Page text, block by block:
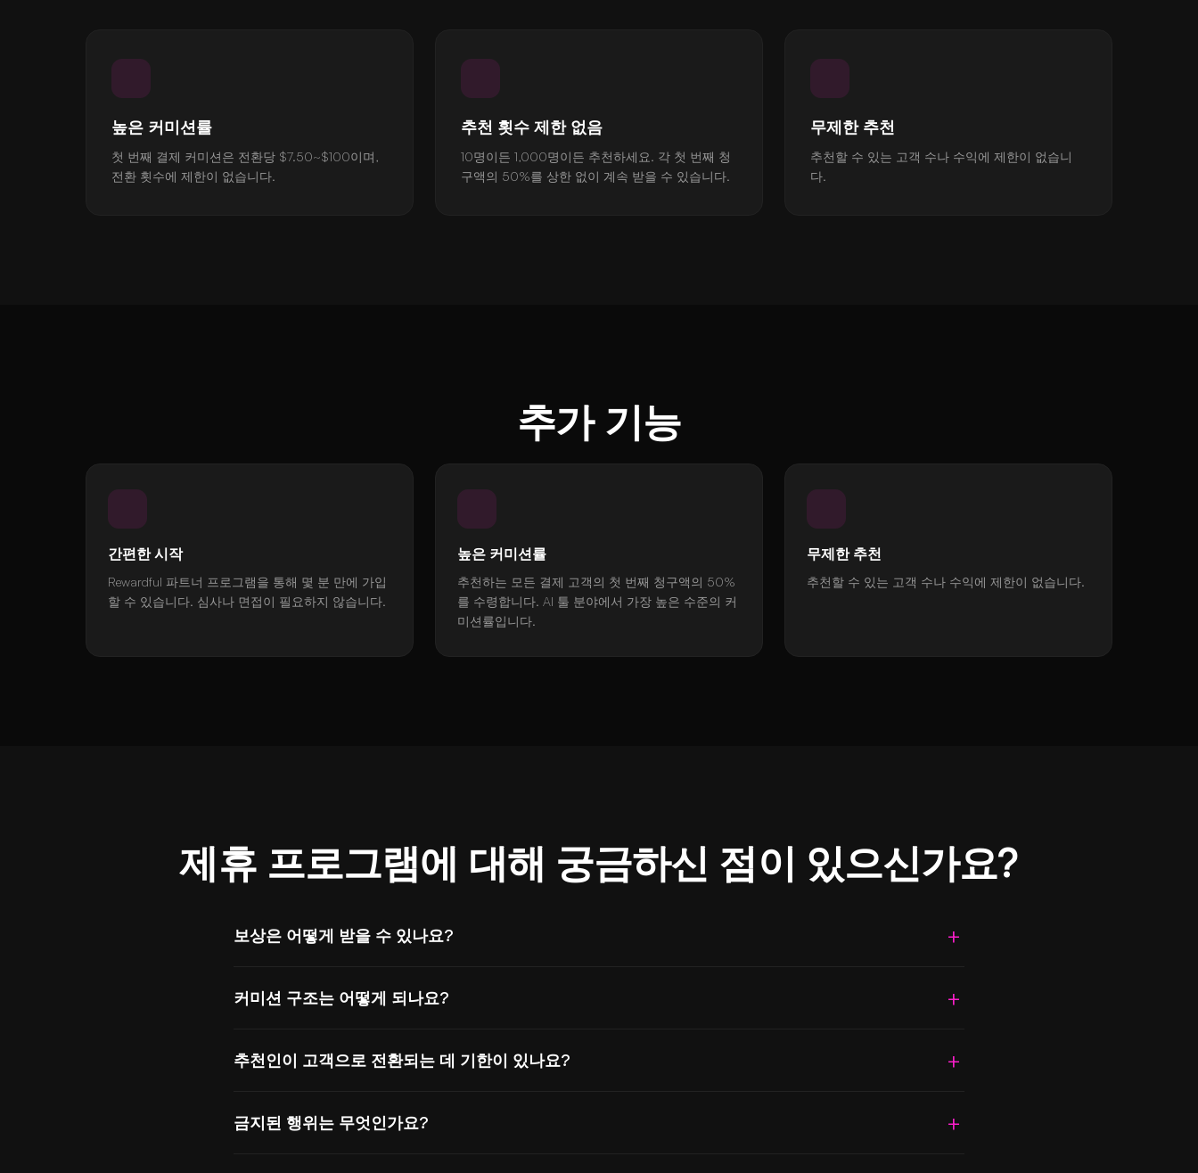
높은 커미션률
첫 번째 결제 커미션은 전환당 $7.50~$100이며,
전환 횟수에 제한이 없습니다.
추천 횟수 제한 없음
10명이든 1,000명이든 추천하세요. 각 첫 번째 청
구액의 50%를 상한 없이 계속 받을 수 있습니다.
무제한 추천
추천할 수 있는 고객 수나 수익에 제한이 없습니
다.
추가 기능
간편한 시작
Rewardful 파트너 프로그램을 통해 몇 분 만에 가입
할 수 있습니다. 심사나 면접이 필요하지 않습니다.
높은 커미션률
추천하는 모든 결제 고객의 첫 번째 청구액의 50%
를 수령합니다. AI 툴 분야에서 가장 높은 수준의 커
미션률입니다.
무제한 추천
추천할 수 있는 고객 수나 수익에 제한이 없습니다.
제휴 프로그램에 대해 궁금하신 점이 있으신가요?
보상은 어떻게 받을 수 있나요?
커미션 구조는 어떻게 되나요?
플랜으로 업그레이드할 때 지급됩니다.
추천인이 고객으로 전환되는 데 기한이 있나요?
금지된 행위는 무엇인가요?